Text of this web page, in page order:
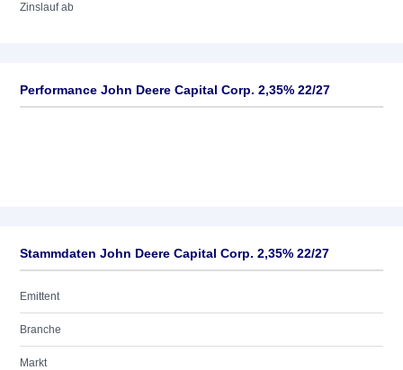
Zinslauf ab
Performance John Deere Capital Corp. 2,35% 22/27
Stammdaten John Deere Capital Corp. 2,35% 22/27
Emittent
Branche
Markt